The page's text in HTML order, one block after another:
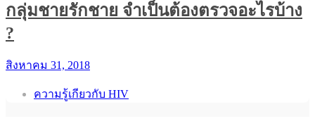
กลุ่มชายรักชาย จำเป็นต้องตรวจอะไรบ้าง
?
สิงหาคม 31, 2018
ความรู้เกียวกับ HIV